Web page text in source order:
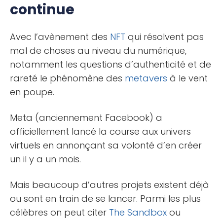
continue
Avec l’avènement des NFT qui résolvent pas
mal de choses au niveau du numérique,
notamment les questions d’authenticité et de
rareté le phénomène des metavers à le vent
en poupe.
Meta (anciennement Facebook) a
officiellement lancé la course aux univers
virtuels en annonçant sa volonté d’en créer
un il y a un mois.
Mais beaucoup d’autres projets existent déjà
ou sont en train de se lancer. Parmi les plus
célèbres on peut citer The Sandbox ou